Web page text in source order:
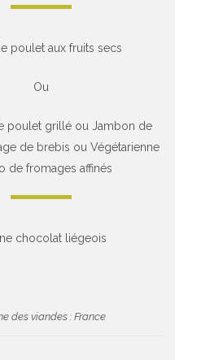
poulet aux fruits secs
Ou
poulet grillé ou Jambon de
de brebis ou Végétarienne
de fromages affinés
chocolat liégeois
des viandes : France